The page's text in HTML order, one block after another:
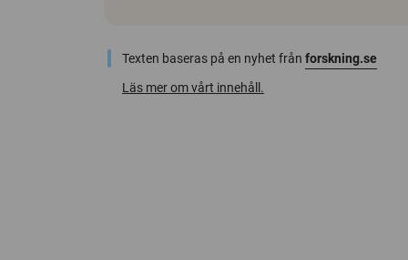
Texten baseras på en nyhet från forskning.se
Läs mer om vårt innehåll.